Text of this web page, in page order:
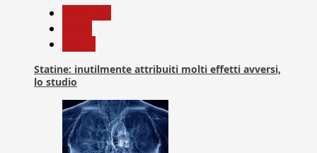
Statine: inutilmente attribuiti molti effetti avversi,
lo studio